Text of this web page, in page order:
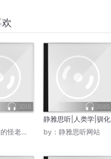
3010
老头儿
3085
静雅思听|人类学|驯化
by： 静雅思听网站